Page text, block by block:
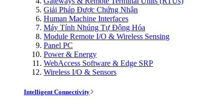
Giải Pháp Được Chứng Nhận
Human Machine Interfaces
Máy Tính Nhúng Tự Động Hóa
Module Remote I/O & Wireless Sensing
Panel PC
Power & Energy
WebAccess Software & Edge SRP
Wireless I/O & Sensors
Intelligent Connectivity